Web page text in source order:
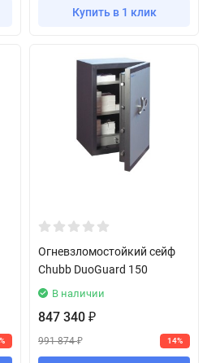
Купить в 1 клик
Огневзломостойкий сейф
Chubb DuoGuard 150
В наличии
847 340 ₽
991 874₽ 14%